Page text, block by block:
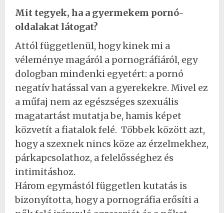
Mit tegyek, ha a gyermekem pornó-
oldalakat látogat?
Attól függetlenül, hogy kinek mi a
véleménye magáról a pornográfiáról, egy
dologban mindenki egyetért: a pornó
negatív hatással van a gyerekekre. Mivel ez
a műfaj nem az egészséges szexuális
magatartást mutatja be, hamis képet
közvetít a fiatalok felé. Többek között azt,
hogy a szexnek nincs köze az érzelmekhez,
párkapcsolathoz, a felelősséghez és
intimitáshoz.
Három egymástól független kutatás is
bizonyította, hogy a pornográfia erősíti a